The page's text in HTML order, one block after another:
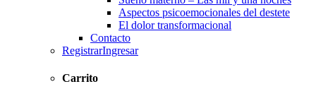
Aspectos psicoemocionales del destete
El dolor transformacional
Contacto
RegistrarIngresar
Carrito